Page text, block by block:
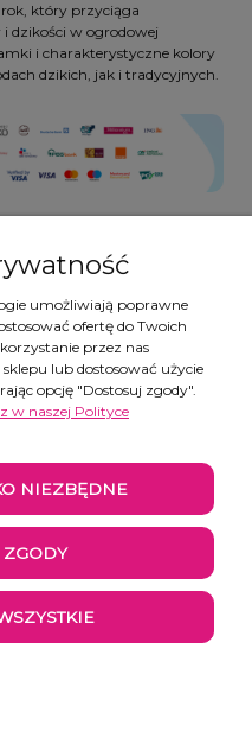
który przyciąga
dzikości w ogrodowej
i charakterystyczne kolory
dzikich, jak i tradycyjnych.
umożliwiają poprawne
ofertę do Twoich
przez nas
lub dostosować użycie
opcję "Dostosuj zgody".
w naszej Polityce
NIEZBĘDNE
ZGODY